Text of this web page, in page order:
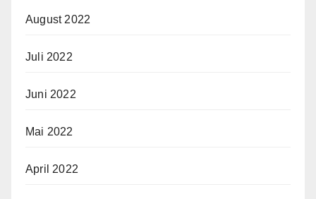
August 2022
Juli 2022
Juni 2022
Mai 2022
April 2022